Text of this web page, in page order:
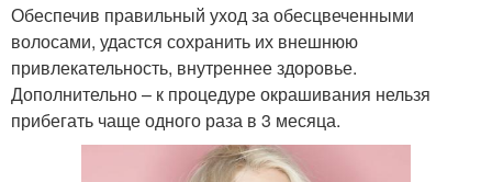
Обеспечив правильный уход за обесцвеченными
волосами, удастся сохранить их внешнюю
привлекательность, внутреннее здоровье.
Дополнительно – к процедуре окрашивания нельзя
прибегать чаще одного раза в 3 месяца.